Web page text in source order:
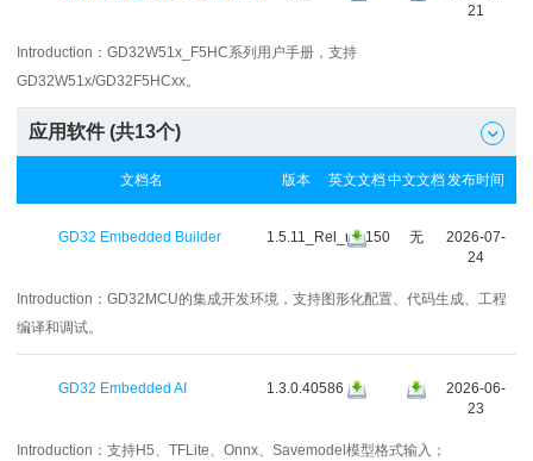
21
Introduction： GD32W51x_F5HC系列用户手册，支持
GD32W51x/GD32F5HCxx。
应用软件 (共13个) 
文档名 版本 英文文档中文文档发布时间
GD32 Embedded Builder 1.5.11_Rel_r41150 无
2026-07-
24
Introduction： GD32MCU的集成开发环境，支持图形化配置、代码生成、工程
编译和调试。
GD32 Embedded AI 1.3.0.40586
2026-06-
23
Introduction： 支持H5、TFLite、Onnx、Savemodel模型格式输入；